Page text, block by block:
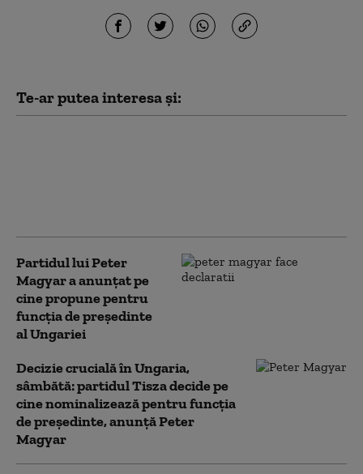
Te-ar putea interesa și:
Partidul lui Peter
Magyar a anunțat pe
cine propune pentru
funcția de președinte
al Ungariei
Decizie crucială în Ungaria,
sâmbătă: partidul Tisza decide pe
cine nominalizează pentru funcția
de președinte, anunță Peter
Magyar